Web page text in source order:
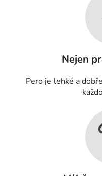
Nejen
Pero je lehké a